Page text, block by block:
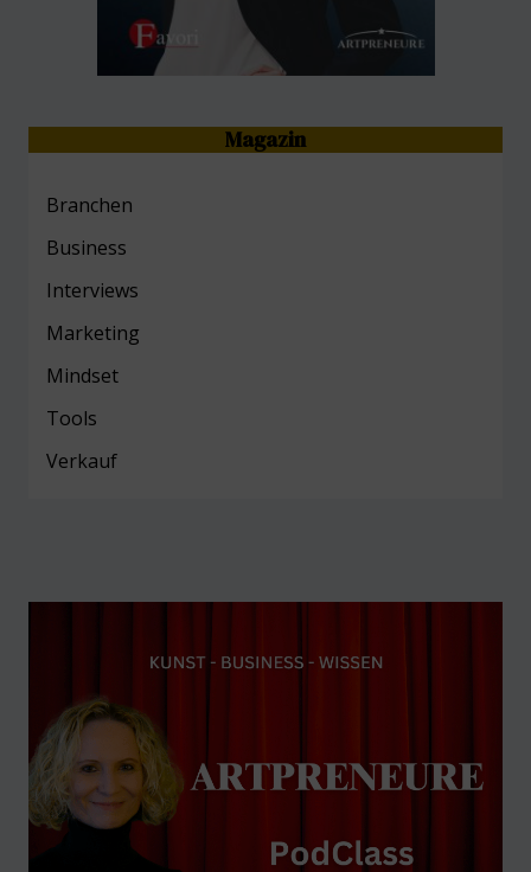
Magazin
Branchen
Business
Interviews
Marketing
Mindset
Tools
Verkauf